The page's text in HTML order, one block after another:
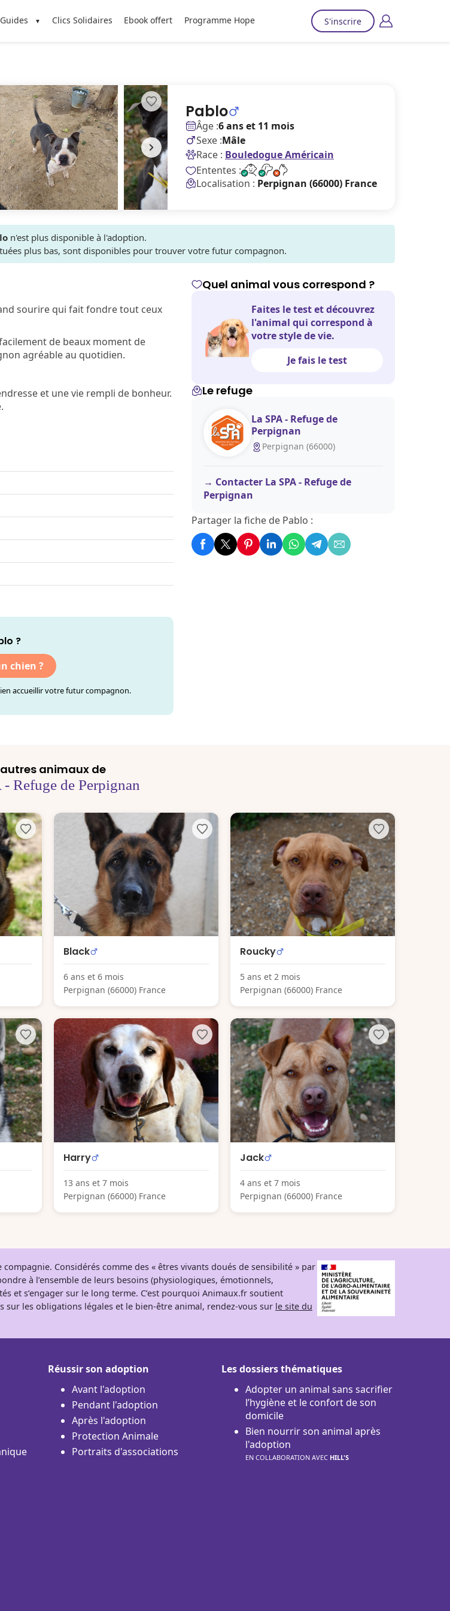
Guides Clics Solidaires Ebook offert Programme Hope S'inscrire
Pablo
Âge :6 ans et 11 mois
Sexe :Mâle
Race : Bouledogue Américain
Ententes :
Localisation : Perpignan (66000) France
n'est plus disponible à l'adoption.
plus bas, sont disponibles pour trouver votre futur compagnon.
sourire qui fait fondre tout ceux
de beaux moment de
agréable au quotidien.
et une vie rempli de bonheur.
?
chien ?
accueillir votre futur compagnon.
Quel animal vous correspond ?
Faites le test et découvrez
l'animal qui correspond à
votre style de vie.
Je fais le test
Le refuge
La SPA - Refuge de
Perpignan
Perpignan (66000)
Contacter La SPA - Refuge de
Perpignan
Partager la fiche de Pablo :
animaux de
- Refuge de Perpignan
Black
6 ans et 6 mois
Perpignan (66000) France
Roucky
5 ans et 2 mois
Perpignan (66000) France
Harry
13 ans et 7 mois
Perpignan (66000) France
Jack
4 ans et 7 mois
Perpignan (66000) France
Considérés comme des « êtres vivants doués de sensibilité » par
à l’ensemble de leurs besoins (physiologiques, émotionnels,
et s’engager sur le long terme. C’est pourquoi Animaux.fr soutient
les obligations légales et le bien-être animal, rendez-vous sur le site du
Réussir son adoption
Avant l'adoption
Pendant l'adoption
Après l'adoption
Protection Animale
Portraits d'associations
Les dossiers thématiques
Adopter un animal sans sacrifier
l’hygiène et le confort de son
domicile
Bien nourrir son animal après
l'adoption
EN COLLABORATION AVEC HILL'S